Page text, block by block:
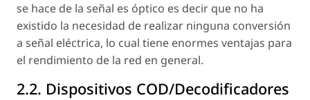
se hace de la señal es óptico es decir que no ha
existido la necesidad de realizar ninguna conversión
a señal eléctrica, lo cual tiene enormes ventajas para
el rendimiento de la red en general.
2.2. Dispositivos COD/Decodificadores